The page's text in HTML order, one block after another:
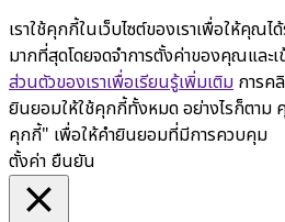
เราใช้คุกกี้ในเว็บไซต์ของเราเพื่อให้คุณ
มากที่สุดโดยจดจำการตั้งค่าของคุณและเ
ส่วนตัวของเราเพื่อเรียนรู้เพิ่มเติม การค
ยินยอมให้ใช้คุกกี้ทั้งหมด อย่างไรก็ตาม
คุกกี้" เพื่อให้คำยินยอมที่มีการควบคุม
ตั้งค่า ยืนยัน